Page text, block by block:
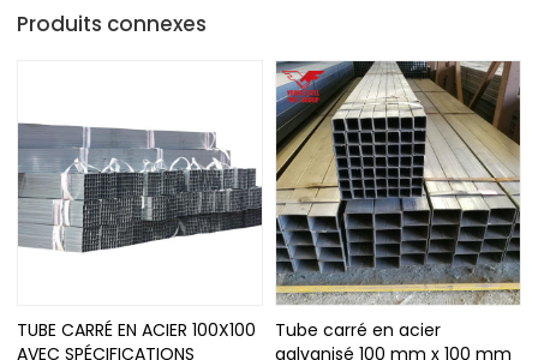
Produits connexes
TUBE CARRÉ EN ACIER 100X100
AVEC SPÉCIFICATIONS
Tube carré en acier
galvanisé 100 mm x 100 mm